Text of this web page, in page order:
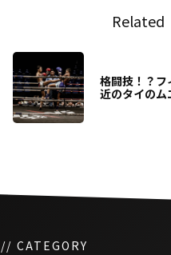
Related
格闘技！？フ
近のタイのム
// CATEGORY